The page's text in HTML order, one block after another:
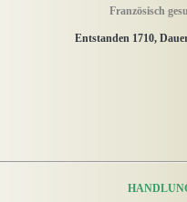
Französisch
Entstanden 1710,